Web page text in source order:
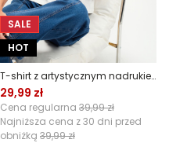
SALE
HOT
T-shirt z artystycznym nadrukiem
29,99 zł
Cena regularna 39,99 zł
Najniższa cena z 30 dni przed
obniżką 39,99 zł